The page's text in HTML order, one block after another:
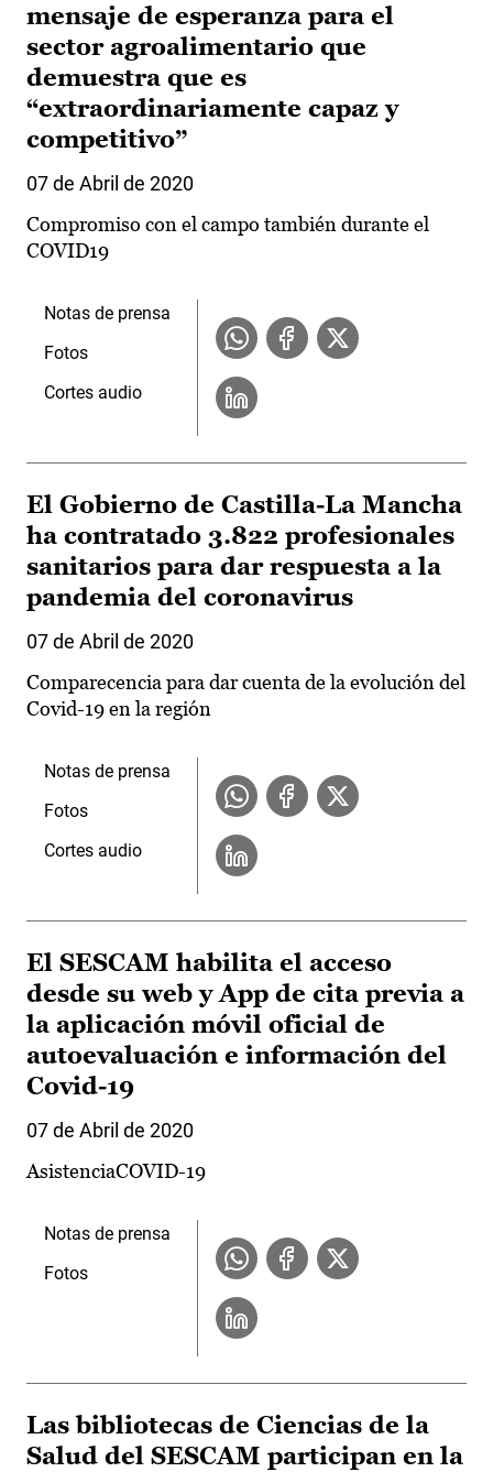
mensaje de esperanza para el
sector agroalimentario que
demuestra que es
“extraordinariamente capaz y
competitivo”
07 de Abril de 2020
Compromiso con el campo también durante el
COVID19
Notas de prensa
Fotos
Cortes audio
El Gobierno de Castilla-La Mancha
ha contratado 3.822 profesionales
sanitarios para dar respuesta a la
pandemia del coronavirus
07 de Abril de 2020
Comparecencia para dar cuenta de la evolución del
Covid-19 en la región
Notas de prensa
Fotos
Cortes audio
El SESCAM habilita el acceso
desde su web y App de cita previa a
la aplicación móvil oficial de
autoevaluación e información del
Covid-19
07 de Abril de 2020
AsistenciaCOVID-19
Notas de prensa
Fotos
Las bibliotecas de Ciencias de la
Salud del SESCAM participan en la